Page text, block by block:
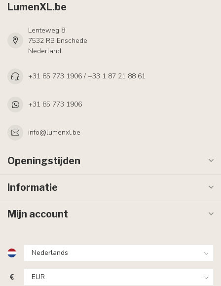
LumenXL.be
Lenteweg 8
7532 RB Enschede
Nederland
+31 85 773 1906 / +33 1 87 21 88 61
+31 85 773 1906
info@lumenxl.be
Openingstijden
Informatie
Mijn account
€